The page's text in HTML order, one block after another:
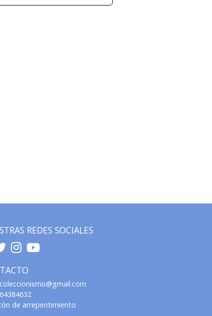
REDES SOCIALES
de arrepentimiento